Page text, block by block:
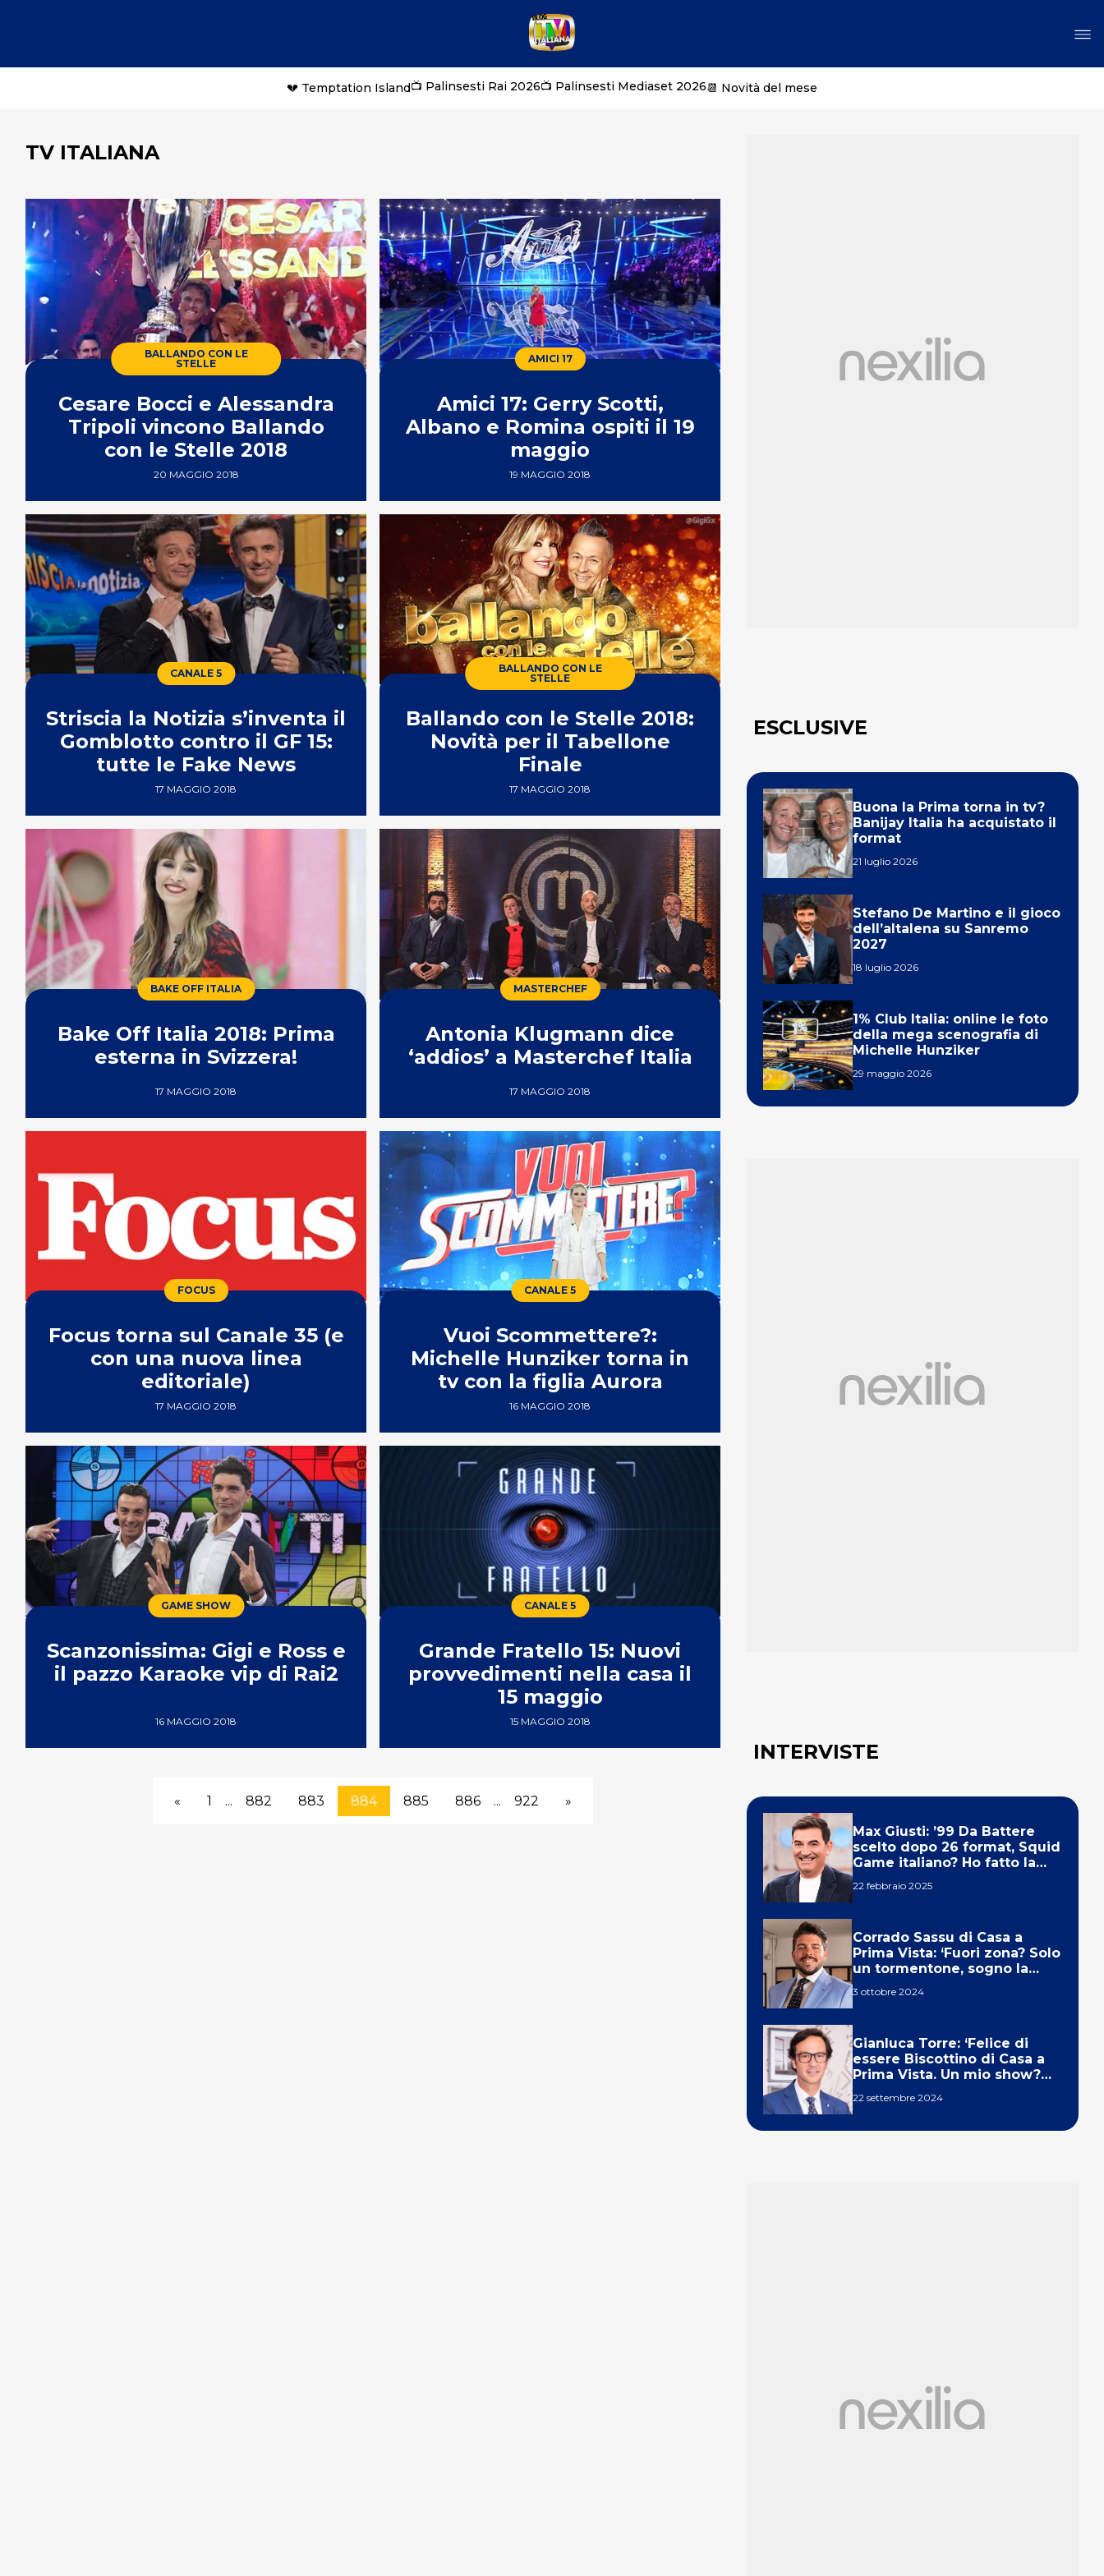
💔 Temptation Island📺 Palinsesti Rai 2026📺 Palinsesti Mediaset 2026📆 Novità del mese
TV ITALIANA
BALLANDO CON LE
STELLE
Cesare Bocci e Alessandra
Tripoli vincono Ballando
con le Stelle 2018
20 MAGGIO 2018
AMICI 17
Amici 17: Gerry Scotti,
Albano e Romina ospiti il 19
maggio
19 MAGGIO 2018
CANALE 5
Striscia la Notizia s’inventa il
Gomblotto contro il GF 15:
tutte le Fake News
17 MAGGIO 2018
BALLANDO CON LE
STELLE
Ballando con le Stelle 2018:
Novità per il Tabellone
Finale
17 MAGGIO 2018
BAKE OFF ITALIA
Bake Off Italia 2018: Prima
esterna in Svizzera!
17 MAGGIO 2018
MASTERCHEF
Antonia Klugmann dice
‘addios’ a Masterchef Italia
17 MAGGIO 2018
FOCUS
Focus torna sul Canale 35 (e
con una nuova linea
editoriale)
17 MAGGIO 2018
CANALE 5
Vuoi Scommettere?:
Michelle Hunziker torna in
tv con la figlia Aurora
16 MAGGIO 2018
GAME SHOW
Scanzonissima: Gigi e Ross e
il pazzo Karaoke vip di Rai2
16 MAGGIO 2018
CANALE 5
Grande Fratello 15: Nuovi
provvedimenti nella casa il
15 maggio
15 MAGGIO 2018
« 1 ... 882 883 884 885 886 ... 922 »
ESCLUSIVE
Buona la Prima torna in tv?
Banijay Italia ha acquistato il
format
21 luglio 2026
Stefano De Martino e il gioco
dell’altalena su Sanremo
2027
18 luglio 2026
1% Club Italia: online le foto
della mega scenografia di
Michelle Hunziker
29 maggio 2026
INTERVISTE
Max Giusti: ’99 Da Battere
scelto dopo 26 format, Squid
Game italiano? Ho fatto la
22 febbraio 2025
Corrado Sassu di Casa a
Prima Vista: ‘Fuori zona? Solo
un tormentone, sogno la
3 ottobre 2024
Gianluca Torre: ‘Felice di
essere Biscottino di Casa a
Prima Vista. Un mio show?
22 settembre 2024